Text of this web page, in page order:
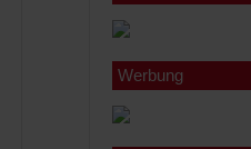
Werbung